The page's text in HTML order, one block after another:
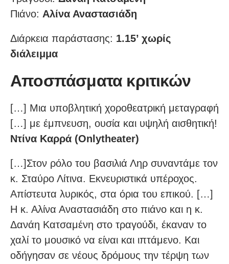
Πιάνο: Αλίνα Αναστασιάδη
Διάρκεια παράστασης: 1.15’ χωρίς
διάλειμμα
Αποσπάσματα κριτικών
[…] Μια υποβλητική χοροθεατρική μεταγραφή
[…] με έμπνευση, ουσία και υψηλή αισθητική!
Ντίνα Καρρά (Onlytheater)
[…]Στον ρόλο του βασιλιά Ληρ συναντάμε τον
κ. Σταύρο Λίτινα. Εκνευριστικά υπέροχος.
Απίστευτα λυρικός, στα όρια του επικού. […]
Η κ. Αλίνα Αναστασιάδη στο πιάνο και η κ.
Δανάη Κατσαμένη στο τραγούδι, έκαναν το
χαλί το μουσικό να είναι και ιπτάμενο. Και
οδήγησαν σε νέους δρόμους την τέρψη των